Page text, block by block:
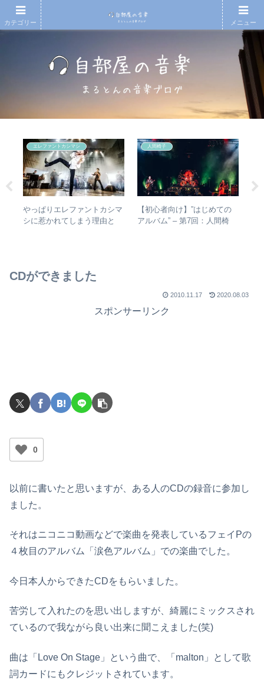
エレファントカシマシ
やっぱりエレファントカシマ
シに惹かれてしまう理由と
人間椅子
【初心者向け】”はじめての
アルバム” – 第7回：人間椅
CDができました
2010.11.17 2020.08.03
スポンサーリンク
0
以前に書いたと思いますが、ある人のCDの録音に参加し
ました。
それはニコニコ動画などで楽曲を発表しているフェイPの
４枚目のアルバム「涙色アルバム」での楽曲でした。
今日本人からできたCDをもらいました。
苦労して入れたのを思い出しますが、綺麗にミックスされ
ているので我ながら良い出来に聞こえました(笑)
曲は「Love On Stage」という曲で、「malton」として歌
詞カードにもクレジットされています。
カテゴリー メニュー